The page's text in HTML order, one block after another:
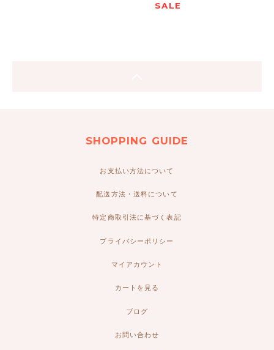
SALE
SHOPPING GUIDE
お支払い方法について
配送方法・送料について
特定商取引法に基づく表記
プライバシーポリシー
マイアカウント
カートを見る
ブログ
お問い合わせ